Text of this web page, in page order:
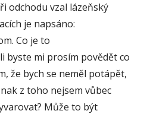
odchodu vzal lázeňský
je napsáno:
Co je to
byste mi prosím povědět co
že bych se neměl potápět,
z toho nejsem vůbec
Může to být